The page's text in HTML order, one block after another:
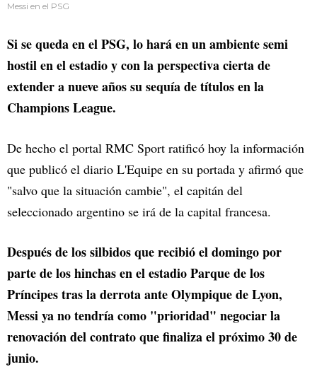
Messi en el PSG
Si se queda en el PSG, lo hará en un ambiente semi
hostil en el estadio y con la perspectiva cierta de
extender a nueve años su sequía de títulos en la
Champions League.
De hecho el portal RMC Sport ratificó hoy la información
que publicó el diario L'Equipe en su portada y afirmó que
"salvo que la situación cambie", el capitán del
seleccionado argentino se irá de la capital francesa.
Después de los silbidos que recibió el domingo por
parte de los hinchas en el estadio Parque de los
Príncipes tras la derrota ante Olympique de Lyon,
Messi ya no tendría como "prioridad" negociar la
renovación del contrato que finaliza el próximo 30 de
junio.